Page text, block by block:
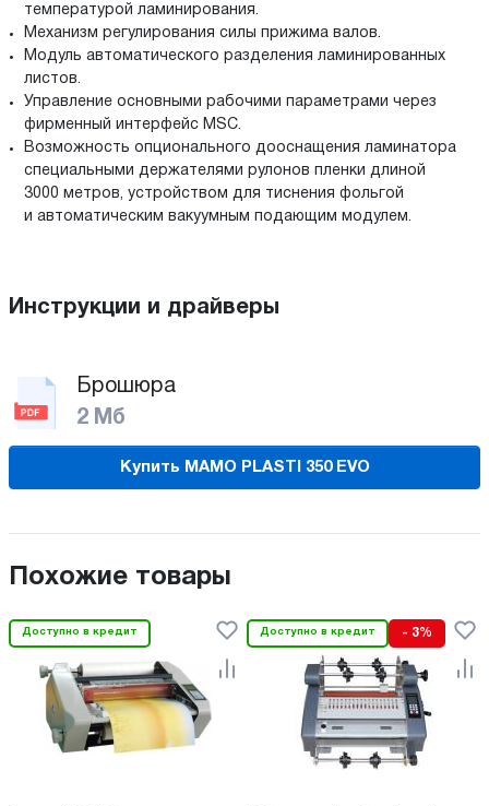
температурой ламинирования.
Механизм регулирования силы прижима валов.
Модуль автоматического разделения ламинированных
листов.
Управление основными рабочими параметрами через
фирменный интерфейс MSC.
Возможность опционального дооснащения ламинатора
специальными держателями рулонов пленки длиной
3000 метров, устройством для тиснения фольгой
и автоматическим вакуумным подающим модулем.
Инструкции и драйверы
Брошюра
2 Мб
Купить MAMO PLASTI 350 EVO
Похожие товары
Доступно в кредит Доступно в кредит - 3%